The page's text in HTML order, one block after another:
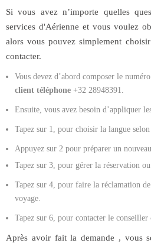
Si vous avez n’importe quelles
services d'Aérienne et vous voulez
alors vous pouvez simplement
contacter.
Vous devez d’abord composer le
client téléphone +32 28948391.
Ensuite, vous avez besoin d’appliquer
Tapez sur 1, pour choisir la langue
Appuyez sur 2 pour préparer un
Tapez sur 3, pour gérer la réservation
Tapez sur 4, pour faire la réclamation
voyage.
Tapez sur 6, pour contacter le conseiller
Après avoir fait la demande , vous